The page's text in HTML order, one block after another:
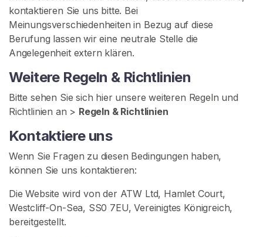
kontaktieren Sie uns bitte. Bei
Meinungsverschiedenheiten in Bezug auf diese
Berufung lassen wir eine neutrale Stelle die
Angelegenheit extern klären.
Weitere Regeln & Richtlinien
Bitte sehen Sie sich hier unsere weiteren Regeln und
Richtlinien an > Regeln & Richtlinien
Kontaktiere uns
Wenn Sie Fragen zu diesen Bedingungen haben,
können Sie uns kontaktieren:
Die Website wird von der ATW Ltd, Hamlet Court,
Westcliff-On-Sea, SS0 7EU, Vereinigtes Königreich,
bereitgestellt.